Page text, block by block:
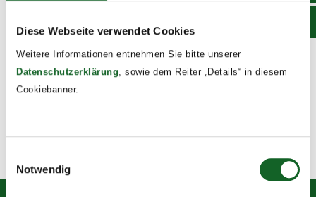
Diese Webseite verwendet Cookies
Weitere Informationen entnehmen Sie bitte unserer
Datenschutzerklärung , sowie dem Reiter „Details“ in diesem
Cookiebanner.
Notwendig
June 3 @ 17:00
Event Tags:
2025/26